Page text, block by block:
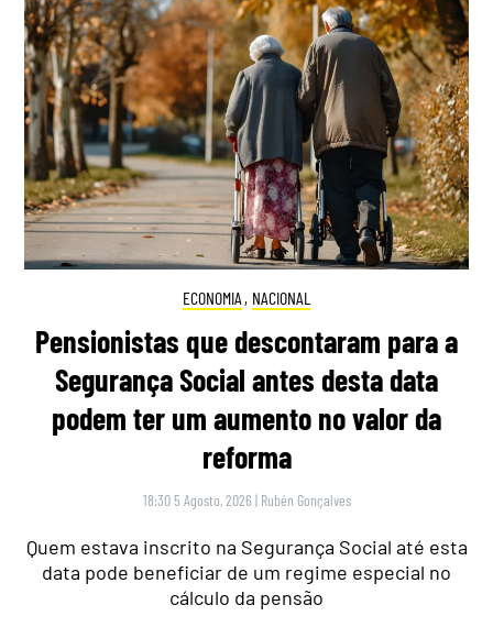
ECONOMIA , NACIONAL
Pensionistas que descontaram para a
Segurança Social antes desta data
podem ter um aumento no valor da
reforma
18:30 5 Agosto, 2026 | Rubén Gonçalves
Quem estava inscrito na Segurança Social até esta
data pode beneficiar de um regime especial no
cálculo da pensão